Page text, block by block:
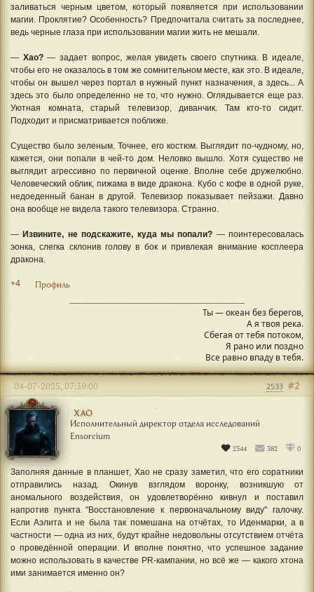
заливаться черным цветом, который появляется при использовании
магии. Проклятие? Особенность? Предпочитала считать за последнее,
ведь черные глаза при использовании магии жить не мешали.
— Хао?— задает вопрос, желая увидеть своего спутника. В идеале,
чтобы его не оказалось в том же сомнительном месте, как это. В идеале,
чтобы он вышел через портал в нужный пункт назначения, а здесь... А
здесь это было определенно не то, что нужно. Оглядывается еще раз.
Уютная комната, старый телевизор, диванчик. Там кто-то сидит.
Подходит и присматривается поближе.
Существо было зеленым. Точнее, его костюм. Выглядит по-чудному, но,
кажется, они попали в чей-то дом. Неловко вышло. Хотя существо не
выглядит агрессивно по первичной оценке. Вполне себе дружелюбно.
Человеческий облик, пижама в виде дракона. Кубо с кофе в одной руке,
недоеденный банан в другой. Телевизор показывает пейзажи. Давно
она вообще не видела такого телевизора. Странно.
— Извините, не подскажите, куда мы попали? — поинтересовалась
эонка, слегка склонив голову в бок и привлекая внимание косплеера
дракона.
+4 Профиль
Ты — океан без берегов,
А я твоя река.
Сбегая от тебя потоком,
Я рано или поздно
Все равно впаду в тебя.
ХАО
Исполнительный директор отдела исследований
Ensorcium
2344 382 0
#2
04-07-2025, 07:39:00 2533
Заполняя данные в планшет, Хао не сразу заметил, что его соратники
отправились назад. Окинув взглядом воронку, возникшую от
аномального воздействия, он удовлетворённо кивнул и поставил
напротив пункта "Восстановление к первоначальному виду" галочку.
Если Аэлита и не была так помешана на отчётах, то Иденмарки, а в
частности — одна из них, будут крайне недовольны отсутствием отчёта
о проведённой операции. И вполне понятно, что успешное задание
можно использовать в качестве PR-кампании, но всё же — какого хтона
ими занимается именно он?